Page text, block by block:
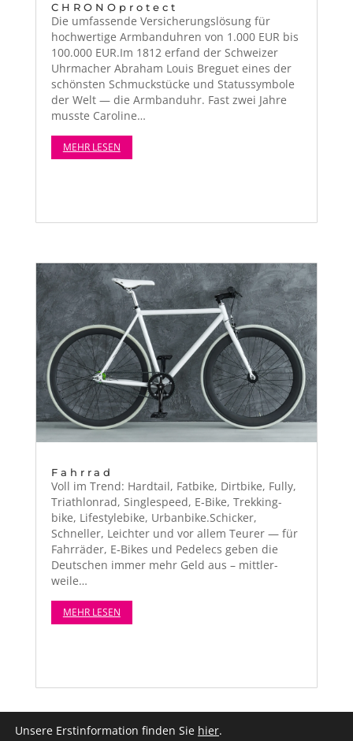
CHRONOprotect
Die umfassende Ver­sicherungslö­sung für
hochw­er­tige Arm­ban­duhren von 1.000 EUR bis
100.000 EUR.Im 1812 erfand der Schweiz­er
Uhrma­ch­er Abra­ham Louis Breguet eines der
schön­sten Schmuck­stücke und Sta­tussym­bole
der Welt — die Arm­ban­duhr. Fast zwei Jahre
musste Car­o­line…
MEHR LESEN
Fahrrad
Voll im Trend: Hard­tail, Fat­bike, Dirt­bike, Ful­ly,
Triathlon­rad, Sin­gle­speed, E‑Bike, Trekking­
bike, Lifestylebike, Urbanbike.Schicker,
Schneller, Leichter und vor allem Teur­er — für
Fahrräder, E‑Bikes und Ped­elecs geben die
Deutschen immer mehr Geld aus – mit­tler­
weile…
MEHR LESEN
Unsere Erstinformation finden Sie hier.